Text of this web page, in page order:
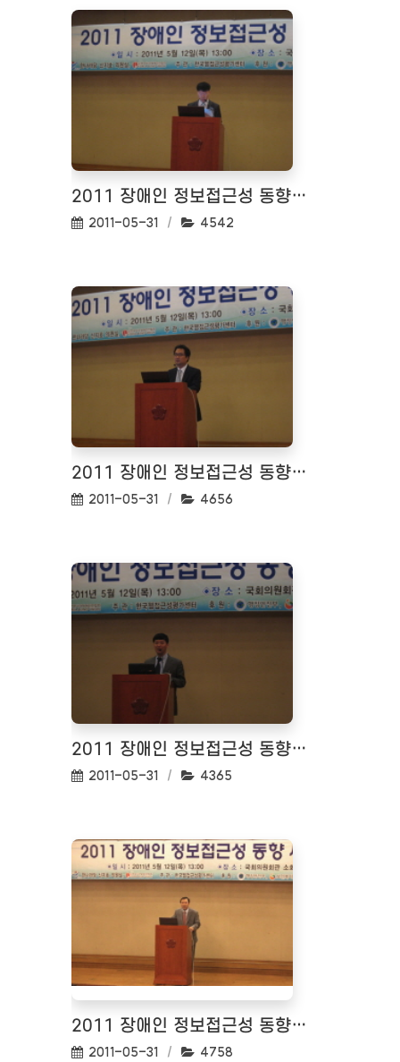
2011 장애인 정보접근성 동향 세미나 <2011.05.12>
작성일:
2011-05-31 조회수:
4542
2011 장애인 정보접근성 동향 세미나 <2011.05.12>
작성일:
2011-05-31 조회수:
4656
2011 장애인 정보접근성 동향 세미나 <2011.05.12>
작성일:
2011-05-31 조회수:
4365
2011 장애인 정보접근성 동향 세미나 <2011.05.12>
작성일:
2011-05-31 조회수:
4758